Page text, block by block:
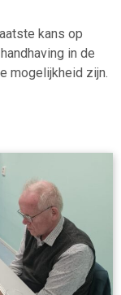
kans op
in de
mogelijkheid zijn.